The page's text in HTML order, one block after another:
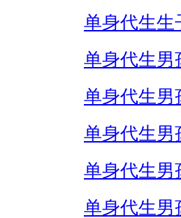
单身代生生
单身代生男
单身代生男
单身代生男
单身代生男
单身代生男